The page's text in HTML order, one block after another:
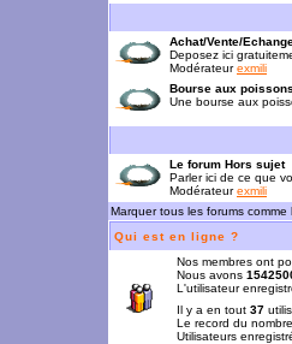
Achat/Vente/
Deposez ici
Modérateurexmili
Bourse aux poissons
Une bourse aux
Le forum Hors sujet
Parler ici de ce que
Modérateurexmili
Marquer tous les forums comme
Qui est en ligne ?
Nos membres ont
Nous avons
L'utilisateur
Il y a en tout 37
Le record du
Utilisateurs